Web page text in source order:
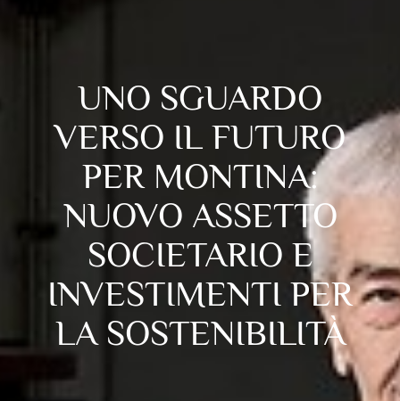
UNO SGUARDO
VERSO IL FUTURO
PER MONTINA:
NUOVO ASSETTO
SOCIETARIO E
INVESTIMENTI PER
LA SOSTENIBILITÀ